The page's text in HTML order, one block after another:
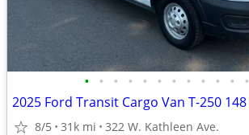
• • • • • • • • • • • •
8/5 31k mi 322 W. Kathleen Ave.